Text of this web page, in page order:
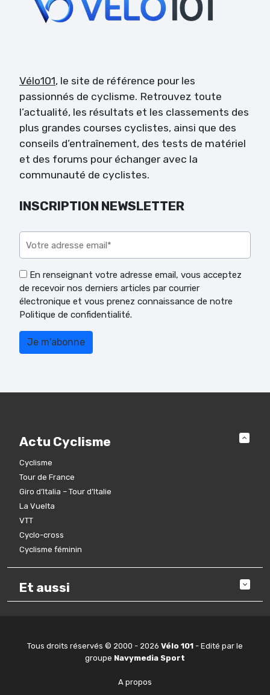
Vélo101, le site de référence pour les
passionnés de cyclisme. Retrouvez toute
l’actualité, les résultats et les classements des
plus grandes courses cyclistes, ainsi que des
conseils d’entraînement, des tests de matériel
et des forums pour échanger avec la
communauté de cyclistes.
INSCRIPTION NEWSLETTER
En renseignant votre adresse email, vous acceptez
de recevoir nos derniers articles par courrier
électronique et vous prenez connaissance de notre
Politique de confidentialité.
Actu Cyclisme
Cyclisme
Tour de France
Giro d’Italia – Tour d’Italie
La Vuelta
VTT
Cyclo-cross
Cyclisme féminin
Et aussi
Tous droits réservés © 2000 - 2026 Vélo 101 - Edité par le
groupe Navymedia Sport
A propos